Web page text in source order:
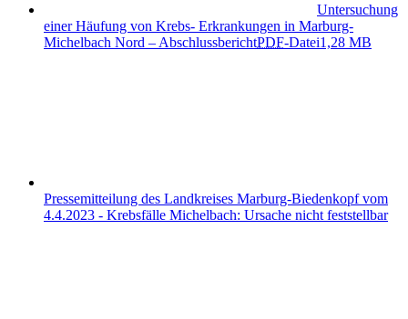
Untersuchung
einer Häufung von Krebs- Erkrankungen in Marburg-
Michelbach Nord – AbschlussberichtPDF-Datei1,28 MB
Pressemitteilung des Landkreises Marburg-Biedenkopf vom
4.4.2023 - Krebsfälle Michelbach: Ursache nicht feststellbar